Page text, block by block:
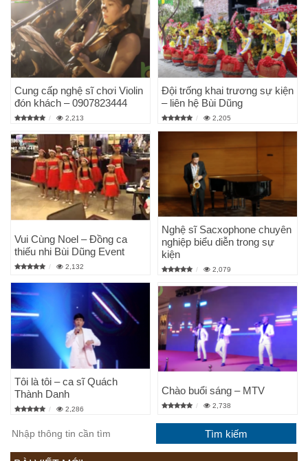
Cung cấp nghệ sĩ chơi Violin
đón khách – 0907823444
2,213
Đội trống khai trương sự kiện
– liên hệ Bùi Dũng
2,205
Vui Cùng Noel – Đồng ca
thiếu nhi Bùi Dũng Event
2,132
Nghệ sĩ Sacxophone chuyên
nghiệp biểu diễn trong sự
kiện
2,079
Tôi là tôi – ca sĩ Quách
Thành Danh
2,286
Chào buổi sáng – MTV
2,738